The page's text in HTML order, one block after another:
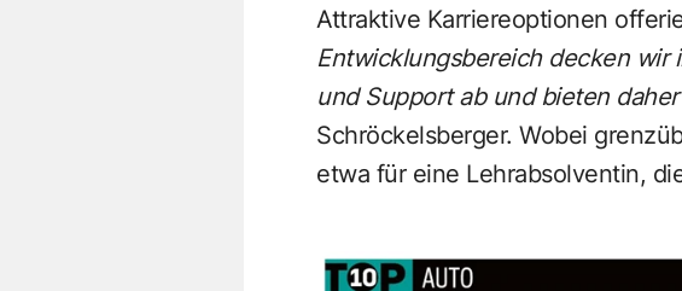
Attraktive Karriereoptionen
Entwicklungsbereich decken wir
und Support ab und bieten
Schröckelsberger. Wobei
etwa für eine Lehrabsolventin,